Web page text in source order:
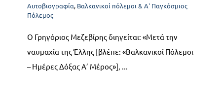
Αυτοβιογραφία
Αυτοβιογραφία, Βαλκανικοί πόλεμοι & Α' Παγκόσμιος
Πόλεμος
Ο Γρηγόριος Μεζεβίρης διηγείται: «Μετά την
ναυμαχία της Έλλης [βλέπε: «Βαλκανικοί Πόλεμοι
– Ημέρες Δόξας Α’ Μέρος»], ...